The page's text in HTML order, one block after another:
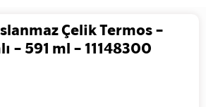
Çelik Termos -
- 591 ml - 11148300